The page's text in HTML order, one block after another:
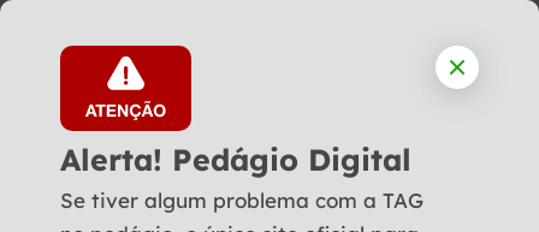
Ecovias Norte Minas
Ecovias Cerrado
Ecovias Araguaia
Ecoporto
Ecopátio
Siga-nos:
Alerta! Pedágio Digital
Se tiver algum problema com a TAG